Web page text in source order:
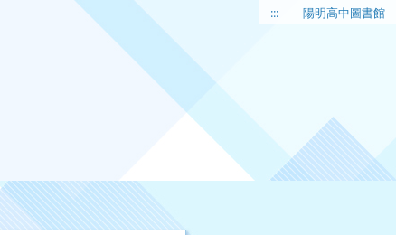
::: 陽明高中圖書館